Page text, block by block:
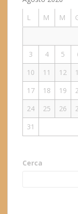
L
M M
3
4 5
10
11 12
17
18 19
24
25 26
31
Cerca